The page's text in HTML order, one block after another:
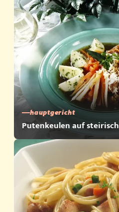
hauptgericht
Putenkeulen auf steirisch